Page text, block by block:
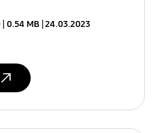
0.54 MB 24.03.2023